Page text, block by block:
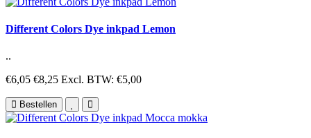
Different Colors Dye inkpad Lemon
..
€6,05 €8,25 Excl. BTW: €5,00
Bestellen